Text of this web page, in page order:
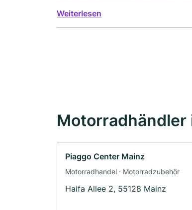
hierdurch mit einigem Verlust mit
dass wir diese Werkstatt nicht
Weiterlesen
Motorradhändler
Piaggo Center Mainz
Motorradhandel · Motorradzubehör
Haifa Allee 2, 55128 Mainz